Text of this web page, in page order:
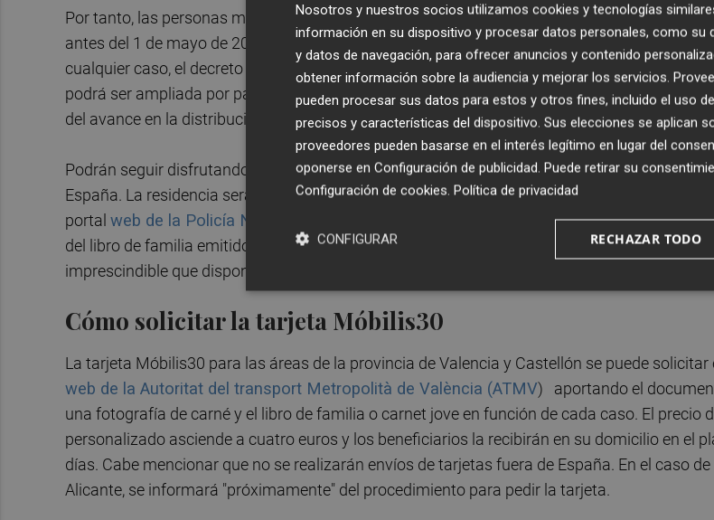
Por tanto, las personas menores de 31 años deberán solicitar el nuevo abono 'Móbilis30'
antes del 1 de mayo de 2025 para no ver interrumpida su posibilidad de beneficiarse de los
cualquier caso, el decreto por el que se prorrogan las ayudas al transporte establece que la
podrá ser ampliada por parte de la Autoridad del Transporte Metropolitano de Valencia
del avance en la distribución y comercialización" de los nuevos soportes personalizados.
Podrán seguir disfrutando de este tipo de abono las personas menores de 31 años con
España. La residencia será acreditada mediante DNI, TIE o certificado de residencia obtenido
portal web de la Policía Nacional
. En el caso de personas menores de 14 años se deberá
del libro de familia emitido en España, mientras que en el caso de los usuarios de entre 14 y
imprescindible que dispongan de
Cómo solicitar la tarjeta Móbilis30
La tarjeta Móbilis30 para las áreas de la provincia de Valencia y Castellón se puede solicitar
web de la Autoritat del transport Metropolità de València (ATMV) aportando el
una fotografía de carné y el libro de familia o carnet jove en función de cada caso. El precio
personalizado asciende a cuatro euros y los beneficiarios la recibirán en su domicilio en el
días. Cabe mencionar que no se realizarán envíos de tarjetas fuera de España. En el caso
Alicante, se informará "próximamente" del procedimiento para pedir la tarjeta.
Nosotros y nuestros socios utilizamos cookies y tecnologías
información en su dispositivo y procesar datos personales, como su
y datos de navegación, para ofrecer anuncios y contenido
obtener información sobre la audiencia y mejorar los servicios.
pueden procesar sus datos para estos y otros fines, incluido el uso
precisos y características del dispositivo. Sus elecciones se aplican
proveedores pueden basarse en el interés legítimo en lugar del
oponerse en Configuración de publicidad. Puede retirar su
Configuración de cookies. Política de privacidad
RECHAZAR TODO
CONFIGURAR